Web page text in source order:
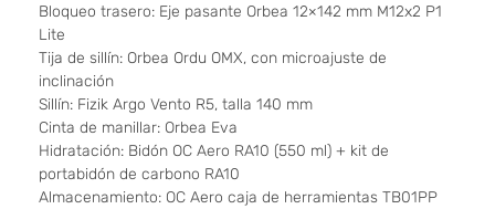
Bloqueo trasero: Eje pasante Orbea 12×142 mm M12x2 P1
Lite
Tija de sillín: Orbea Ordu OMX, con microajuste de
inclinación
Sillín: Fizik Argo Vento R5, talla 140 mm
Cinta de manillar: Orbea Eva
Hidratación: Bidón OC Aero RA10 (550 ml) + kit de
portabidón de carbono RA10
Almacenamiento: OC Aero caja de herramientas TB01PP